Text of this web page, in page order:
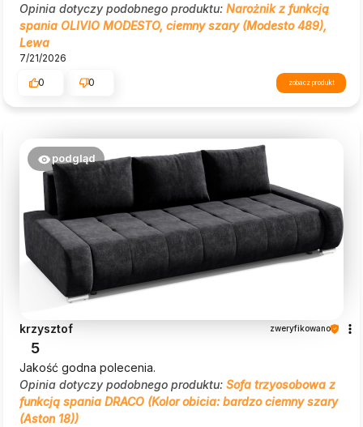
Opinia dotyczy podobnego produktu: Narożnik z funkcją
spania OLIVIO MODESTO, ciemny szary (Modesto 489),
Lewa
7/21/2026
0
0 zobacz produkt
podgląd
krzysztof zweryfikowano
5
Jakość godna polecenia.
Opinia dotyczy podobnego produktu: Sofa trzyosobowa z
funkcją spania DRACO (Kolor obicia: bardzo ciemny szary
(Aston 18))